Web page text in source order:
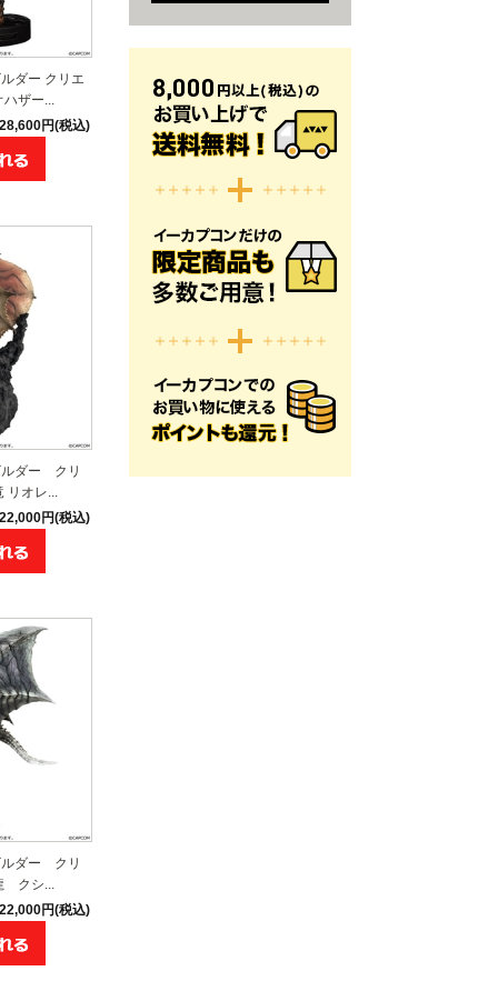
ダー クリエ
ハザー...
28,600円(税込)
ルダー クリ
リオレ...
22,000円(税込)
ルダー クリ
クシ...
22,000円(税込)